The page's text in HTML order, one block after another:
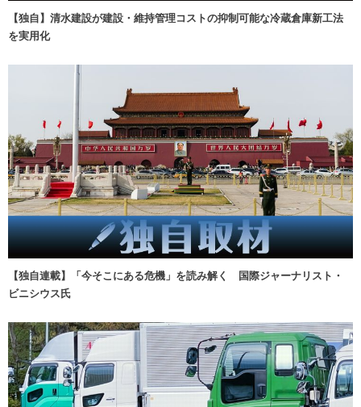
【独自】清水建設が建設・維持管理コストの抑制可能な冷蔵倉庫新工法
を実用化
【独自連載】「今そこにある危機」を読み解く 国際ジャーナリスト・
ビニシウス氏